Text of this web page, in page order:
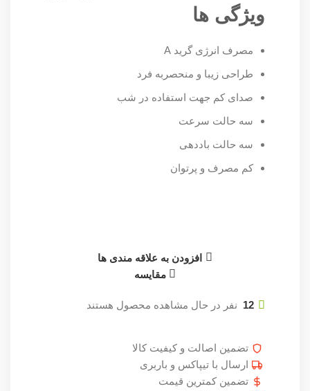
ویژگی ها
مصرف انرژی گرید A
طراحی زیبا و منحصربه فرد
صدای کم جهت استفاده در شب
سه حالت سرعت
سه حالت باددهی
کم مصرف و پرتوان
افزودن به علاقه مندی ها
مقایسه
12 نفر در حال مشاهده محصول هستند
تضمین اصالت و کیفیت کالا
ارسال با تیپاکس و باربری
تضمین کمترین قیمت